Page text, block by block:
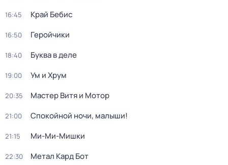
16:45 Край Бебис
16:50 Геройчики
18:40 Буква в деле
19:00 Ум и Хрум
20:35 Мастер Витя и Мотор
21:00 Спокойной ночи, малыши!
21:15 Ми-Ми-Мишки
22:30 Метал Кард Бот